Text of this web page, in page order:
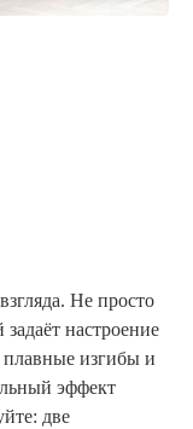
Не просто
настроение
изгибы и
эффект
две